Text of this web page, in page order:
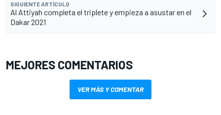
SIGUIENTE ARTÍCULO
Al Attiyah completa el triplete y empieza a asustar en el
Dakar 2021
MEJORES COMENTARIOS
VER MÁS Y COMENTAR